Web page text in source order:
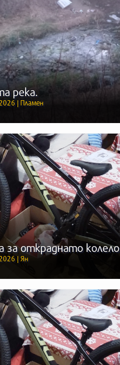
река.
| Пламен
за откраднато колело
| Ян